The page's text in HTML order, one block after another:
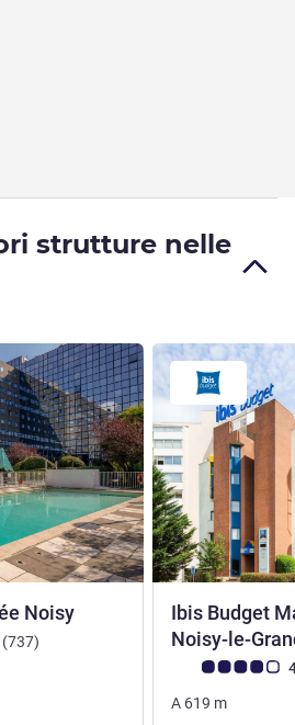
strutture nelle
Noisy
ALL)
(737recensioni
)
Ibis Budget
Noisy-le-
Giudizio clienti
A 619 m